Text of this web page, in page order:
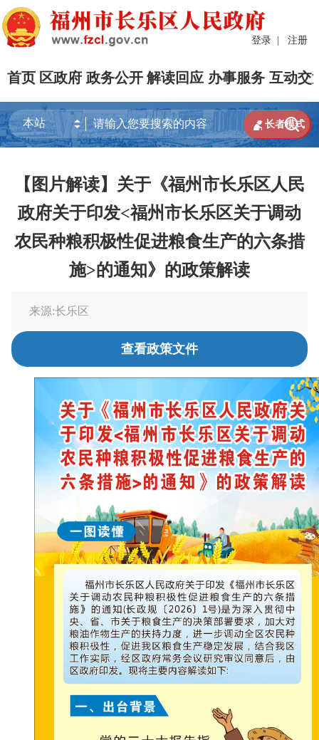
登录 | 注册
首页 区政府 政务公开 解读回应 办事服务 互动交

 长者模式
【图片解读】关于《福州市长乐区人民
政府关于印发<福州市长乐区关于调动
农民种粮积极性促进粮食生产的六条措
施>的通知》的政策解读
来源:长乐区
查看政策文件